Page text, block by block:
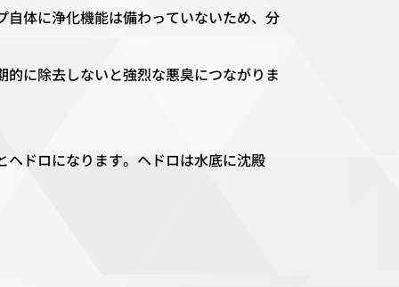
体に浄化機能は備わっていないため、分
に除去しないと強烈な悪臭につながりま
ドロになります。ヘドロは水底に沈殿